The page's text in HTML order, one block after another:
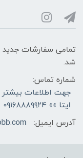
شد.
شماره تماس:
جهت اطلاعات بیشتر
ایتا »» ۰۹۱۶۸۸۸۹۹۲۴
آدرس ایمیل: